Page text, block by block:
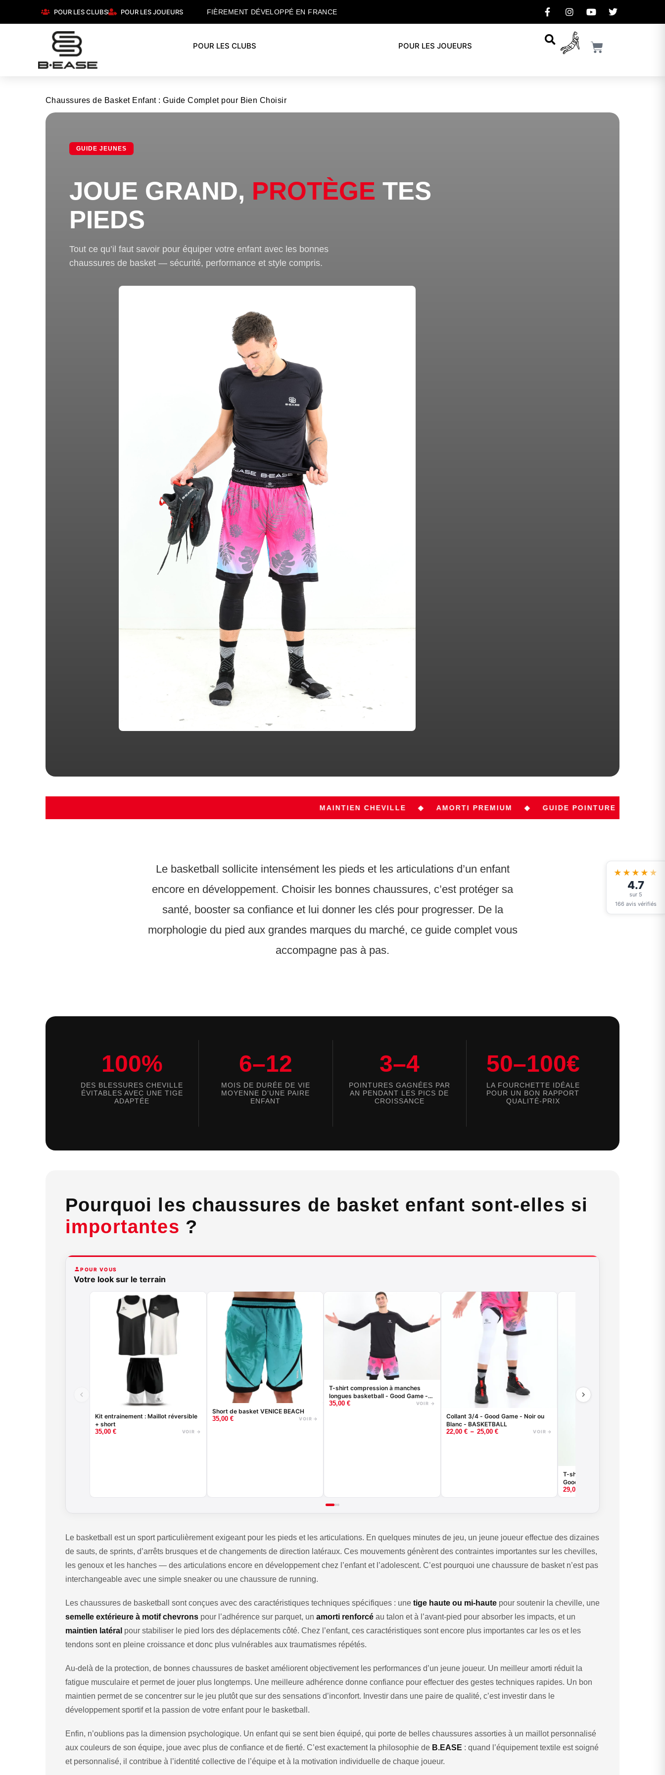
POUR LES CLUBS POUR LES JOUEURS FIÈREMENT DÉVELOPPÉ EN FRANCE
POUR LES CLUBS POUR LES JOUEURS
Chaussures de Basket Enfant : Guide Complet pour Bien Choisir
GUIDE JEUNES
JOUE GRAND, PROTÈGE TES
PIEDS
Tout ce qu’il faut savoir pour équiper votre enfant avec les bonnes
chaussures de basket — sécurité, performance et style compris.
MAINTIEN CHEVILLE ◆ AMORTI PREMIUM ◆ GUIDE POINTURE ◆ TENUES B.EASE
Le basketball sollicite intensément les pieds et les articulations d’un enfant
encore en développement. Choisir les bonnes chaussures, c’est protéger sa
santé, booster sa confiance et lui donner les clés pour progresser. De la
morphologie du pied aux grandes marques du marché, ce guide complet vous
accompagne pas à pas.
100%
DES BLESSURES CHEVILLE
ÉVITABLES AVEC UNE TIGE
ADAPTÉE
6–12
MOIS DE DURÉE DE VIE
MOYENNE D’UNE PAIRE
ENFANT
3–4
POINTURES GAGNÉES PAR
AN PENDANT LES PICS DE
CROISSANCE
50–100€
LA FOURCHETTE IDÉALE
POUR UN BON RAPPORT
QUALITÉ-PRIX
Pourquoi les chaussures de basket enfant sont-elles si
importantes ?
POUR VOUS
Votre look sur le terrain
Kit entrainement : Maillot réversible
+ short
35,00 € VOIR →
Short de basket VENICE BEACH
35,00 € VOIR →
T-shirt compression à manches
longues basketball - Good Game -
Noir ou Blanc
35,00 € VOIR →
Collant 3/4 - Good Game - Noir ou
Blanc - BASKETBALL
22,00 € – 25,00 € VOIR →
T-shirt de compression basketball
Good Game - Noir ou Blanc
29,00
Le basketball est un sport particulièrement exigeant pour les pieds et les articulations. En quelques minutes de jeu, un jeune joueur effectue des dizaines
de sauts, de sprints, d’arrêts brusques et de changements de direction latéraux. Ces mouvements génèrent des contraintes importantes sur les chevilles,
les genoux et les hanches — des articulations encore en développement chez l’enfant et l’adolescent. C’est pourquoi une chaussure de basket n’est pas
interchangeable avec une simple sneaker ou une chaussure de running.
Les chaussures de basketball sont conçues avec des caractéristiques techniques spécifiques : une tige haute ou mi-haute pour soutenir la cheville, une
semelle extérieure à motif chevrons pour l’adhérence sur parquet, un amorti renforcé au talon et à l’avant-pied pour absorber les impacts, et un
maintien latéral pour stabiliser le pied lors des déplacements côté. Chez l’enfant, ces caractéristiques sont encore plus importantes car les os et les
tendons sont en pleine croissance et donc plus vulnérables aux traumatismes répétés.
Au-delà de la protection, de bonnes chaussures de basket améliorent objectivement les performances d’un jeune joueur. Un meilleur amorti réduit la
fatigue musculaire et permet de jouer plus longtemps. Une meilleure adhérence donne confiance pour effectuer des gestes techniques rapides. Un bon
maintien permet de se concentrer sur le jeu plutôt que sur des sensations d’inconfort. Investir dans une paire de qualité, c’est investir dans le
développement sportif et la passion de votre enfant pour le basketball.
Enfin, n’oublions pas la dimension psychologique. Un enfant qui se sent bien équipé, qui porte de belles chaussures assorties à un maillot personnalisé
aux couleurs de son équipe, joue avec plus de confiance et de fierté. C’est exactement la philosophie de B.EASE : quand l’équipement textile est soigné
et personnalisé, il contribue à l’identité collective de l’équipe et à la motivation individuelle de chaque joueur.
★★★★ ★
4.7
sur 5
166 avis vérifiés